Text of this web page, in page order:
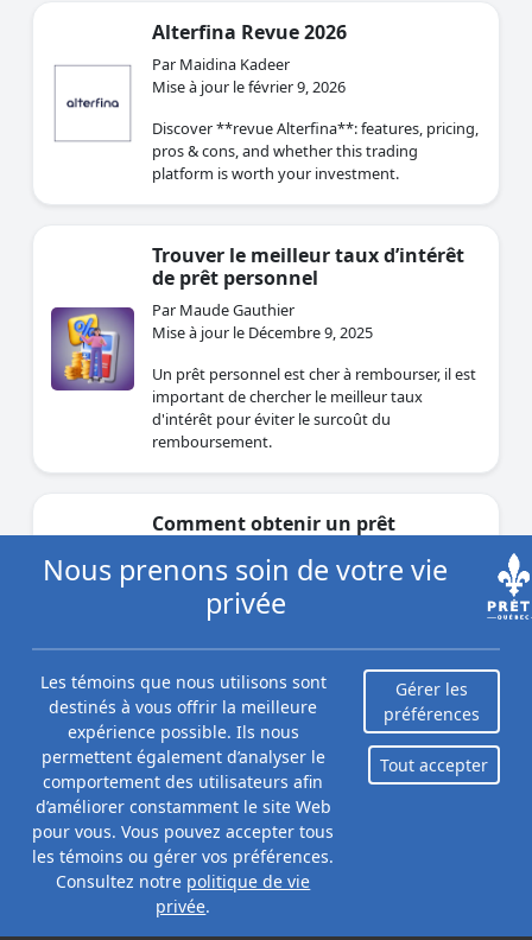
Alterfina Revue 2026
Par Maidina Kadeer
Mise à jour le février 9, 2026
Discover **revue Alterfina**: features, pricing,
pros & cons, and whether this trading
platform is worth your investment.
Trouver le meilleur taux d’intérêt
de prêt personnel
Par Maude Gauthier
Mise à jour le Décembre 9, 2025
Un prêt personnel est cher à rembourser, il est
important de chercher le meilleur taux
d'intérêt pour éviter le surcoût du
remboursement.
Comment obtenir un prêt
?
Par Maude Gauthier
Mise à jour le octobre 23, 2025
Un prêt personnel avec acceptation garantie
qui sont un bon moyen de financer à court
terme vos dépenses quotidiennes.
Critères pour être approuvé pour
un financement personnel
Par Maidina Kadeer
Mise à jour le août 20, 2025
Obtenir un prêt personnel facilement au
Québec, même sans cote parfaite. Découvrez
Nous prenons soin de votre vie
privée
Les témoins que nous utilisons sont
destinés à vous offrir la meilleure
expérience possible. Ils nous
permettent également d’analyser le
comportement des utilisateurs afin
d’améliorer constamment le site Web
pour vous. Vous pouvez accepter tous
les témoins ou gérer vos préférences.
Consultez notre politique de vie
privée.
Gérer les
préférences
Tout accepter